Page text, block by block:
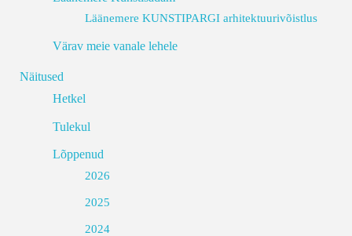
Läänemere KUNSTIPARGI arhitektuurivõistlus
Värav meie vanale lehele
Näitused
Hetkel
Tulekul
Lõppenud
2026
2025
2024